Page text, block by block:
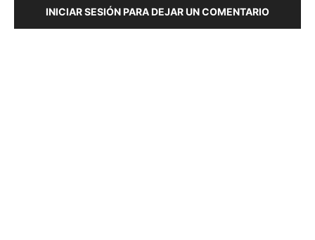
INICIAR SESIÓN PARA DEJAR UN COMENTARIO